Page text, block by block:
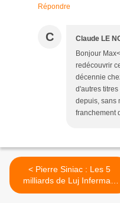
Répondre
C Claude LE
Bonjour
redécouvrir
décennie
d'autres
depuis, sans
franchement
< Pierre Siniac : Les 5
milliards de Luj Inferman
(Série Noire, 1973)